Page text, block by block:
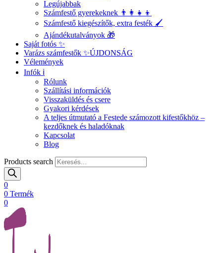
Legújabbak
Számfestő gyerekeknek 👨‍👩‍👧‍👦
Számfestő kiegészítők, extra festék 🖌️
Ajándékutalványok 🎁
Saját fotós ✨
Varázs számfestők ✨ÚJDONSÁG
Vélemények
Infók ℹ️
Rólunk
Szállítási információk
Visszaküldés és csere
Gyakori kérdések
A teljes útmutató a Festede számozott kifestőkhöz –
kezdőknek és haladóknak
Kapcsolat
Blog
Products search
0
0 Termék
0